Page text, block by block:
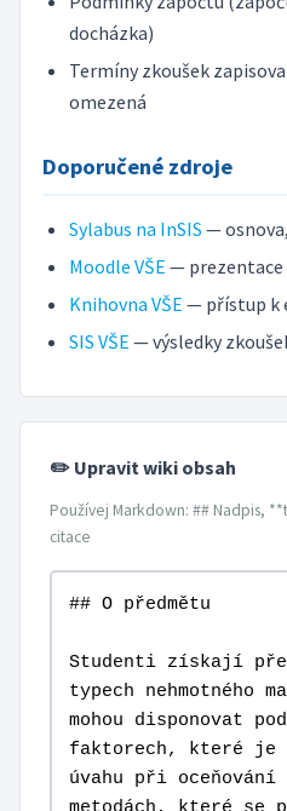
docházka)
Termíny zkoušek
omezená
Doporučené zdroje
Sylabus na InSIS —
Moodle VŠE —
Knihovna VŠE — přístup k
SIS VŠE — výsledky
✏️ Upravit wiki obsah
Používej Markdown: ## Nadpis,
citace